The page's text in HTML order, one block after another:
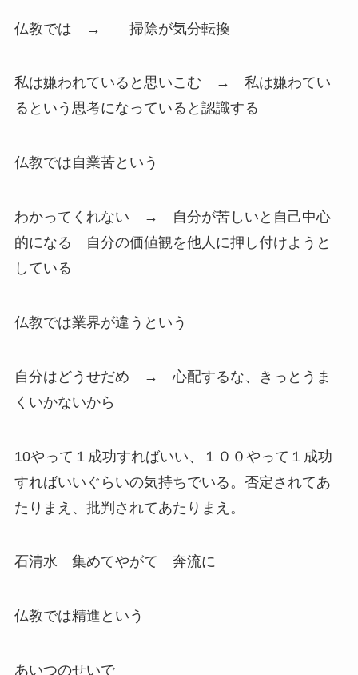
仏教では → 掃除が気分転換
私は嫌われていると思いこむ → 私は嫌わてい
るという思考になっていると認識する
仏教では自業苦という
わかってくれない → 自分が苦しいと自己中心
的になる 自分の価値観を他人に押し付けようと
している
仏教では業界が違うという
自分はどうせだめ → 心配するな、きっとうま
くいかないから
10やって１成功すればいい、１００やって１成功
すればいいぐらいの気持ちでいる。否定されてあ
たりまえ、批判されてあたりまえ。
石清水 集めてやがて 奔流に
仏教では精進という
あいつのせいで